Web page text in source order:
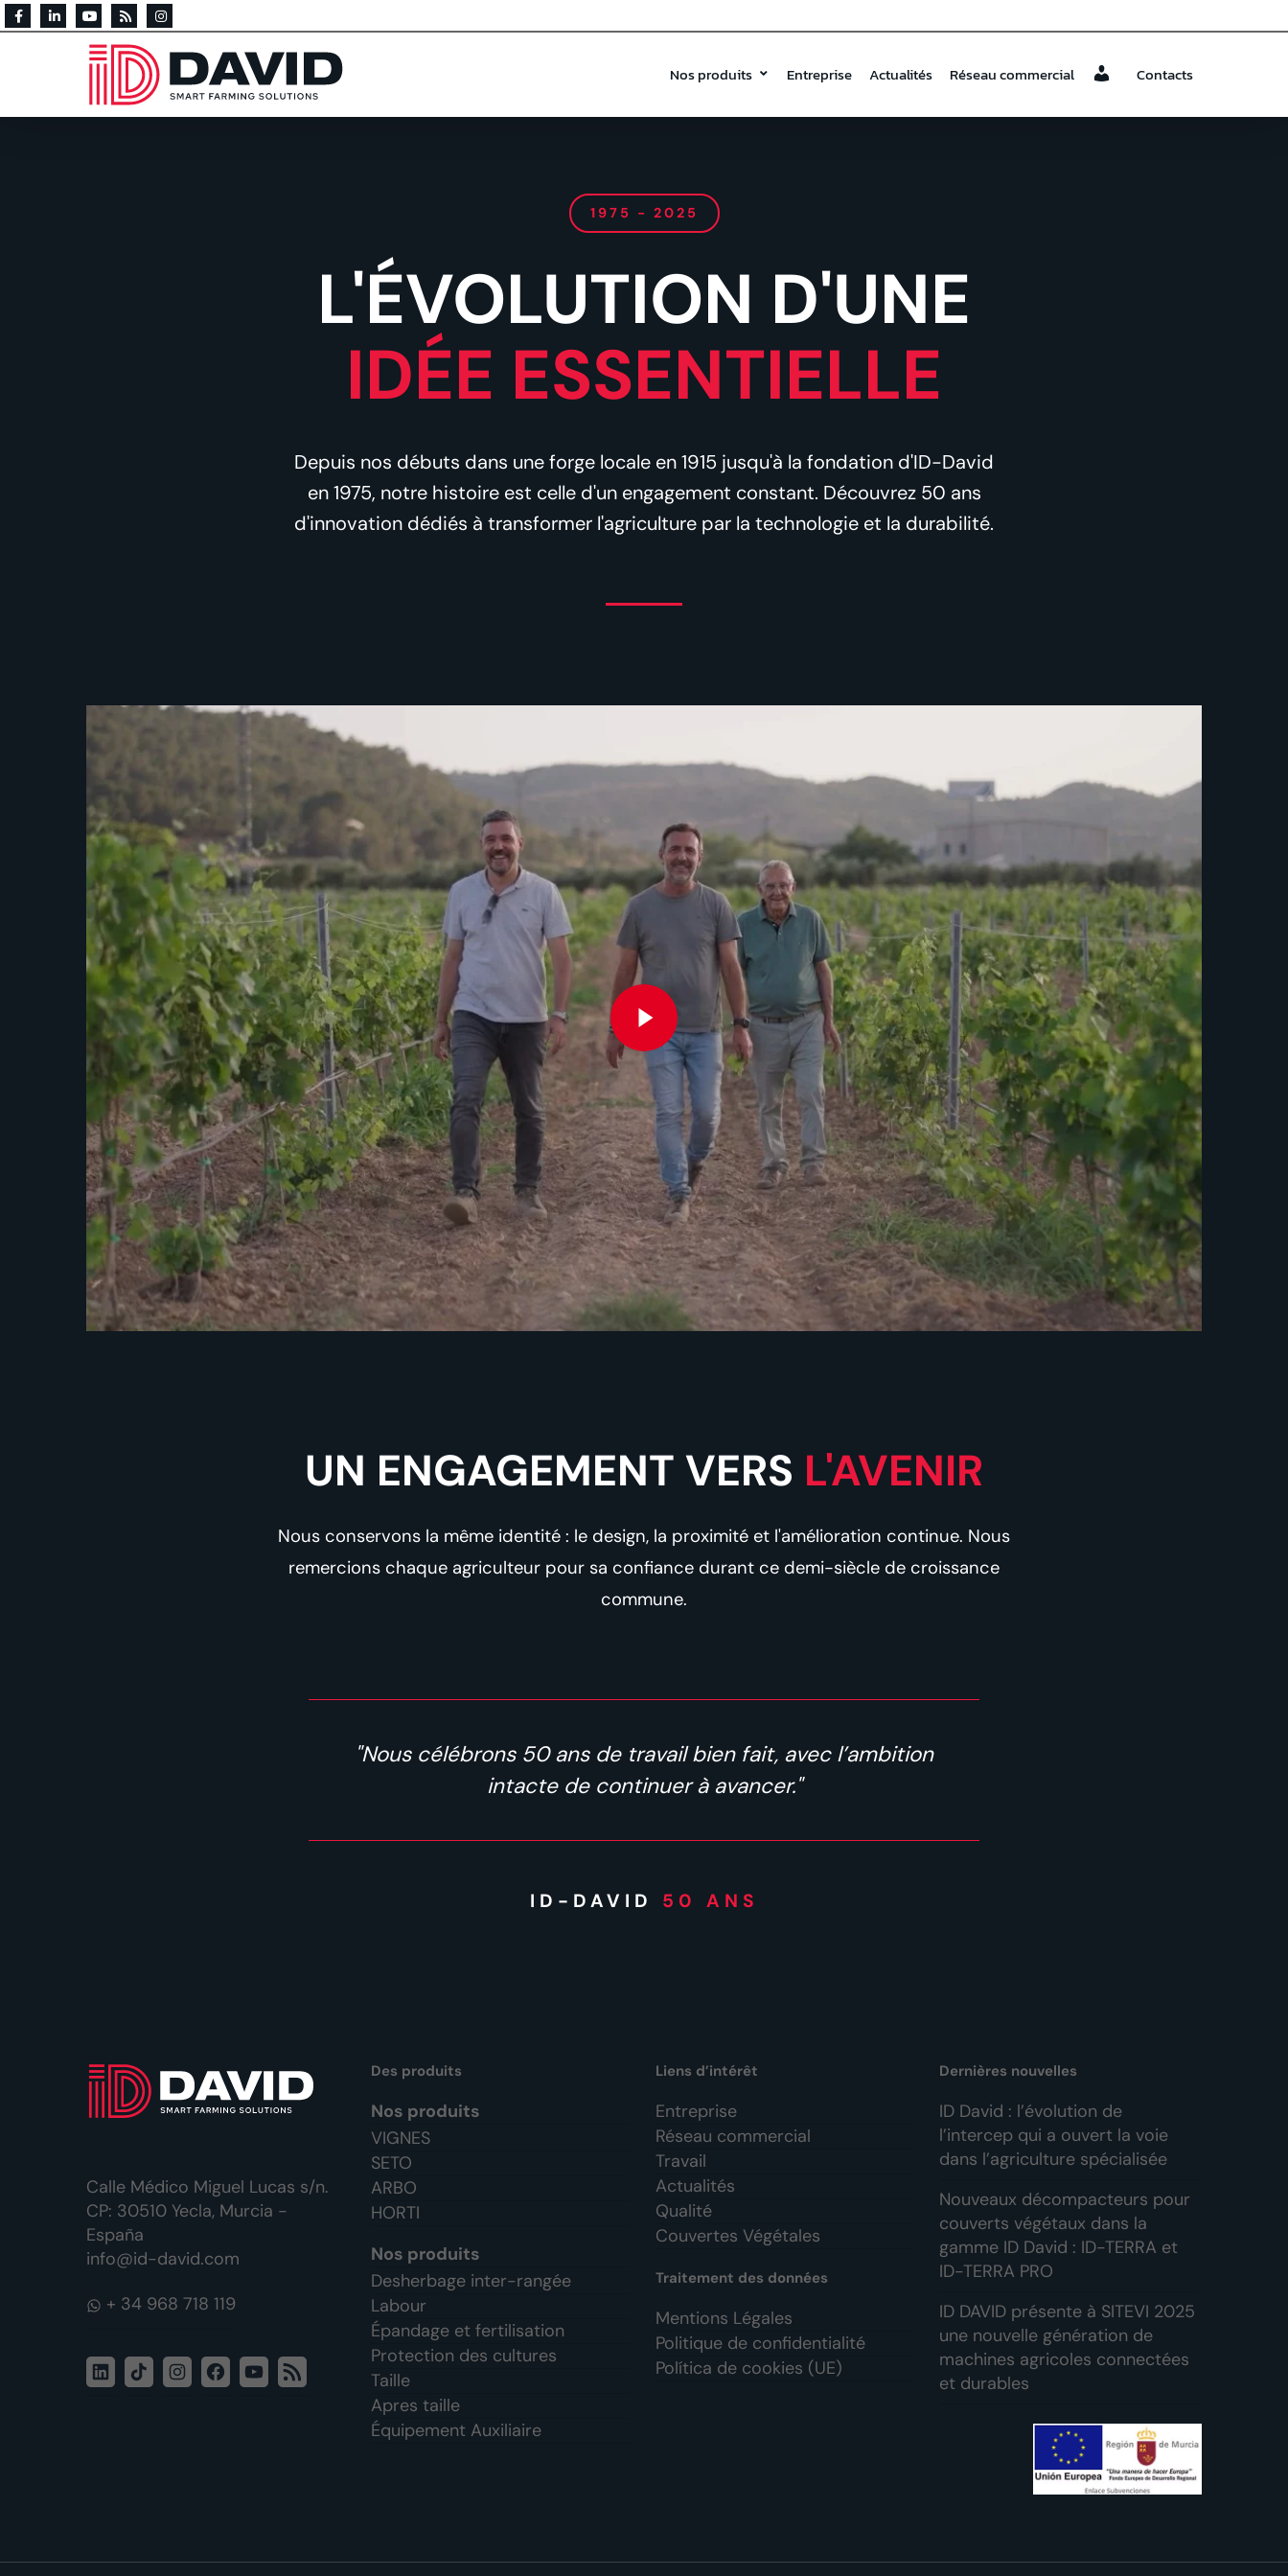
Nos produits Entreprise Actualités Réseau commercial Contacts
1975 - 2025
L'ÉVOLUTION D'UNE
IDÉE ESSENTIELLE
Depuis nos débuts dans une forge locale en 1915 jusqu'à la fondation d'ID-David
en 1975, notre histoire est celle d'un engagement constant. Découvrez 50 ans
d'innovation dédiés à transformer l'agriculture par la technologie et la durabilité.
UN ENGAGEMENT VERS L'AVENIR
Nous conservons la même identité : le design, la proximité et l'amélioration continue. Nous
remercions chaque agriculteur pour sa confiance durant ce demi-siècle de croissance
commune.
"Nous célébrons 50 ans de travail bien fait, avec l’ambition
intacte de continuer à avancer."
ID-DAVID 50 ANS
Calle Médico Miguel Lucas s/n.
CP: 30510 Yecla, Murcia -
España
info@id-david.com
WhatsApp
LinkedInTikTokInstagram
FacebookYouTube
Flux
RSS
Des produits
Nos produits
VIGNES
SETO
ARBO
HORTI
Nos produits
Desherbage inter-rangée
Labour
Épandage et fertilisation
Protection des cultures
Taille
Apres taille
Équipement Auxiliaire
Liens d’intérêt
Entreprise
Réseau commercial
Travail
Actualités
Qualité
Couvertes Végétales
Traitement des données
Mentions Légales
Politique de confidentialité
Política de cookies (UE)
Dernières nouvelles
ID David : l’évolution de
l’intercep qui a ouvert la voie
dans l’agriculture spécialisée
Nouveaux décompacteurs pour
couverts végétaux dans la
gamme ID David : ID-TERRA et
ID-TERRA PRO
ID DAVID présente à SITEVI 2025
une nouvelle génération de
machines agricoles connectées
et durables